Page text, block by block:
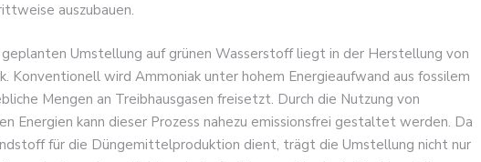
auszubauen.
Umstellung auf grünen Wasserstoff liegt in der Herstellung von
Konventionell wird Ammoniak unter hohem Energieaufwand aus fossilem
Mengen an Treibhausgasen freisetzt. Durch die Nutzung von
Energien kann dieser Prozess nahezu emissionsfrei gestaltet werden. Da
für die Düngemittelproduktion dient, trägt die Umstellung nicht nur